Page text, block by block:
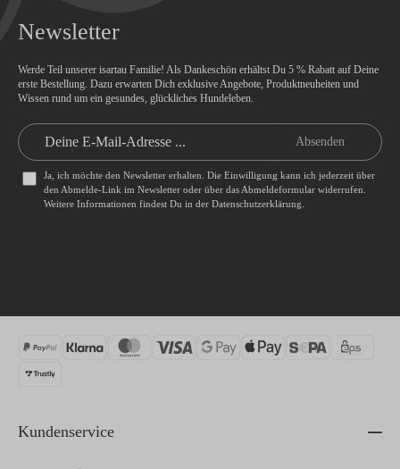
Newsletter
Werde Teil unserer isartau Familie! Als Dankeschön erhältst Du 5 % Rabatt auf Deine
erste Bestellung. Dazu erwarten Dich exklusive Angebote, Produktneuheiten und
Wissen rund um ein gesundes, glückliches Hundeleben.
Absenden
Ja, ich möchte den Newsletter erhalten. Die Einwilligung kann ich jederzeit über
den Abmelde-Link im Newsletter oder über das Abmeldeformularwiderrufen.
Weitere Informationen findest Du in der Datenschutzerklärung
Kundenservice